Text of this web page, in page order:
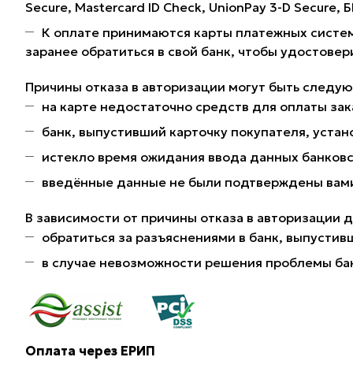
Secure, Mastercard ID Check, UnionPay 3-D
К оплате принимаются карты платежных
заранее обратиться в свой банк, чтобы
Причины отказа в авторизации могут быть
на карте недостаточно средств для оплаты
банк, выпустивший карточку покупателя,
истекло время ожидания ввода данных
введённые данные не были подтверждены
В зависимости от причины отказа в
обратиться за разъяснениями в банк,
в случае невозможности решения проблемы
Оплата через ЕРИП